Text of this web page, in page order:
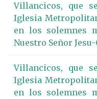
Villancicos, que
Iglesia
en los solemnes
Nuestro Señor
Villancicos, que
Iglesia
en los solemnes